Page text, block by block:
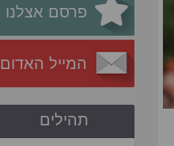
פרסם אצלנו
המייל האדום
תהילים